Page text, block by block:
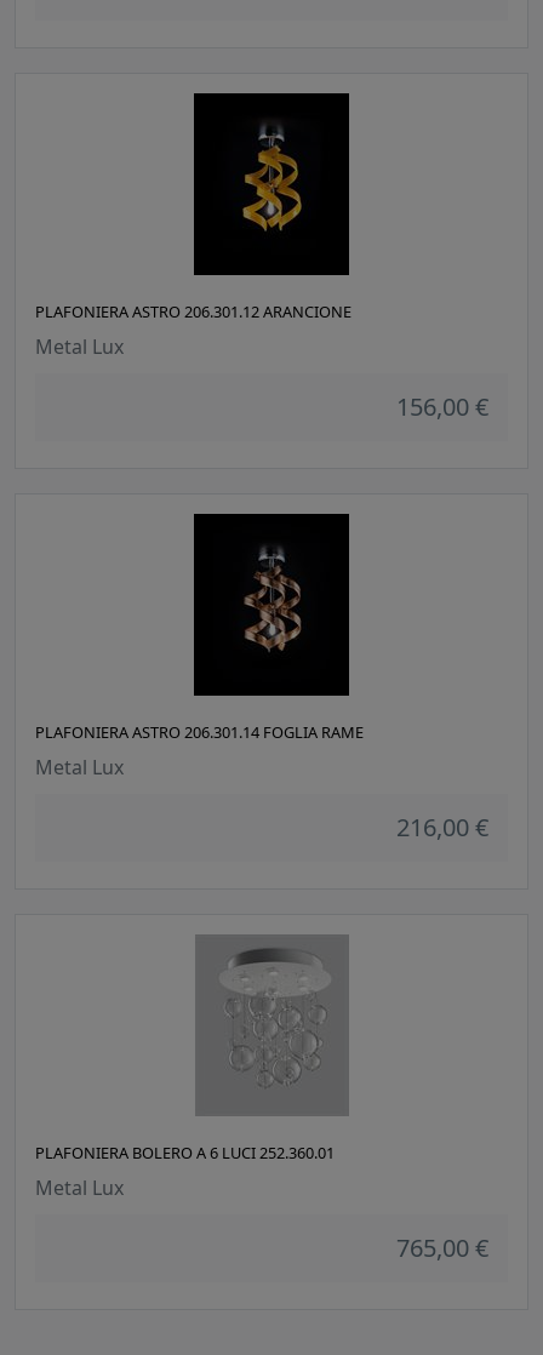
PLAFONIERA ASTRO 206.301.12 ARANCIONE
Metal Lux
156,00 €
PLAFONIERA ASTRO 206.301.14 FOGLIA RAME
Metal Lux
216,00 €
PLAFONIERA BOLERO A 6 LUCI 252.360.01
Metal Lux
765,00 €